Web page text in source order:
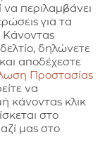
περιλαμβάνει
για τα
Κάνοντας
δηλώνετε
αποδέχεστε
Προστασίας
να
κάνοντας κλικ
στο
μας στο